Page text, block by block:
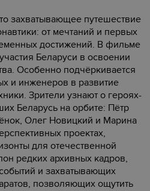
захватывающее путешествие
от мечтаний и первых
достижений. В фильме
Беларуси в освоении
Особенно подчёркивается
и инженеров в развитие
Зрители узнают о героях-
Беларусь на орбите: Пётр
Олег Новицкий и Марина
проектах,
для отечественной
редких архивных кадров,
и захватывающих
позволяющих ощутить